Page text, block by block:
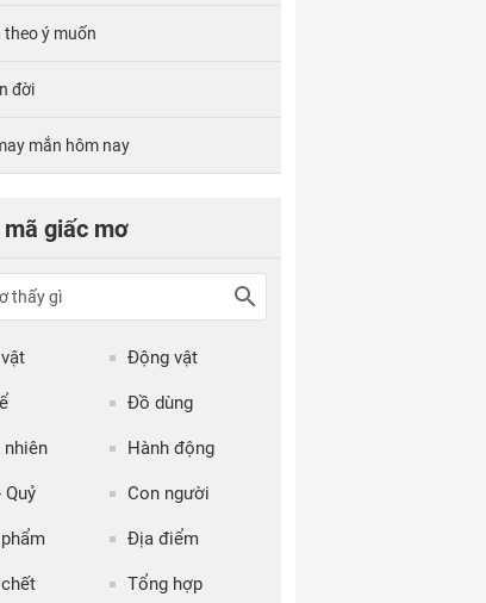
theo ý muốn
đời
mắn hôm nay
mã giấc mơ
Động vật
Đồ dùng
nhiên Hành động
Quỷ Con người
Địa điểm
Tổng hợp